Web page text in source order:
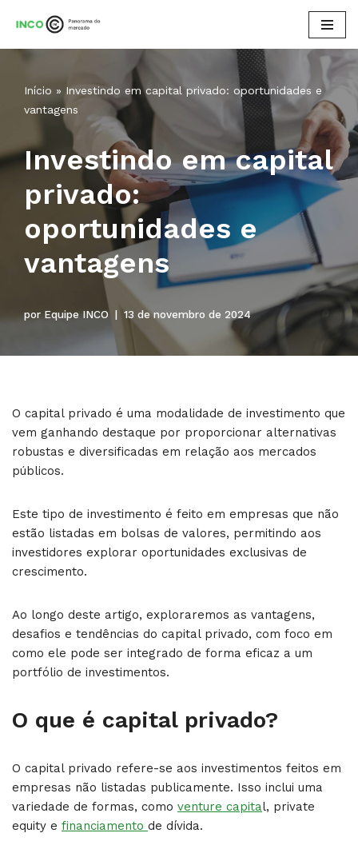
Início » Investindo em capital privado: oportunidades e
vantagens
Investindo em capital
privado:
oportunidades e
vantagens
por Equipe INCO 13 de novembro de 2024
O capital privado é uma modalidade de investimento que
vem ganhando destaque por proporcionar alternativas
robustas e diversificadas em relação aos mercados
públicos.
Este tipo de investimento é feito em empresas que não
estão listadas em bolsas de valores, permitindo aos
investidores explorar oportunidades exclusivas de
crescimento.
Ao longo deste artigo, exploraremos as vantagens,
desafios e tendências do capital privado, com foco em
como ele pode ser integrado de forma eficaz a um
portfólio de investimentos.
O que é capital privado?
O capital privado refere-se aos investimentos feitos em
empresas não listadas publicamente. Isso inclui uma
variedade de formas, como venture capital, private
equity e financiamento de dívida.